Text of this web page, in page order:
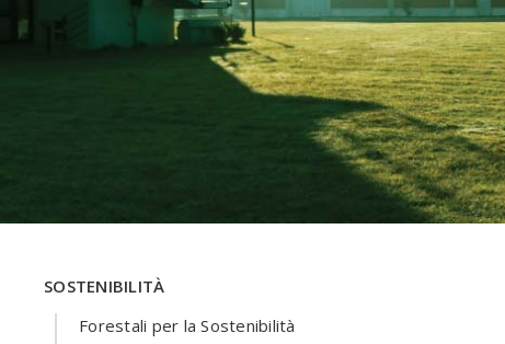
SOSTENIBILITÀ
Forestali per la Sostenibilità